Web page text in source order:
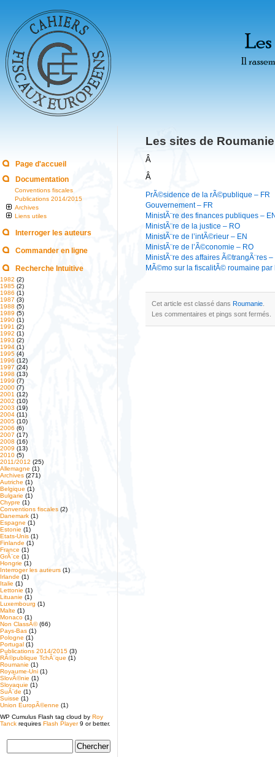
Page d'accueil
Documentation
Conventions fiscales
Publications 2014/2015
Archives
Liens utiles
Interroger les auteurs
Commander en ligne
Recherche Intuitive
1982 (2)
1985 (2)
1986 (1)
1987 (3)
1988 (5)
1989 (5)
1990 (1)
1991 (2)
1992 (1)
1993 (2)
1994 (1)
1995 (4)
1996 (12)
1997 (24)
1998 (13)
1999 (7)
2000 (7)
2001 (12)
2002 (10)
2003 (19)
2004 (11)
2005 (10)
2006 (6)
2007 (17)
2008 (16)
2009 (13)
2010 (5)
2011/2012 (25)
Allemagne (1)
Archives (271)
Autriche (1)
Belgique (1)
Bulgarie (1)
Chypre (1)
Conventions fiscales (2)
Danemark (1)
Espagne (1)
Estonie (1)
Etats-Unis (1)
Finlande (1)
France (1)
GrÃ¨ce (1)
Hongrie (1)
Interroger les auteurs (1)
Irlande (1)
Italie (1)
Lettonie (1)
Lituanie (1)
Luxembourg (1)
Malte (1)
Monaco (1)
Non ClassÃ©(66)
Pays-Bas (1)
Pologne (1)
Portugal (1)
Publications 2014/2015 (3)
RÃ©publique TchÃ¨que (1)
Roumanie (1)
Royaume-Uni (1)
SlovÃ©nie (1)
Slovaquie (1)
SuÃ¨de (1)
Suisse (1)
Union EuropÃ©enne (1)
WP Cumulus Flash tag cloud by Roy
Tanck requires Flash Player9 or better.
Les sites de Roumanie
Â
Â
PrÃ©sidence de la rÃ©publique – FR
Gouvernement – FR
MinistÃ¨re des finances publiques –
MinistÃ¨re de la justice – RO
MinistÃ¨re de l’intÃ©rieur – EN
MinistÃ¨re de l’Ã©conomie – RO
MinistÃ¨re des affaires Ã©trangÃ¨res –
MÃ©mo sur la fiscalitÃ© roumaine par
Cet article est classé dans Roumanie
Les commentaires et pings sont fermés.